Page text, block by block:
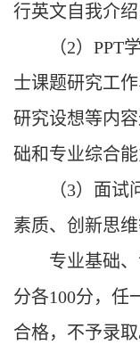
行英文自我介
（2）PPT
士课题研究工
研究设想等内
础和专业综合能
（3）面试
素质、创新思
专业基础
分各100分，任
合格，不予录